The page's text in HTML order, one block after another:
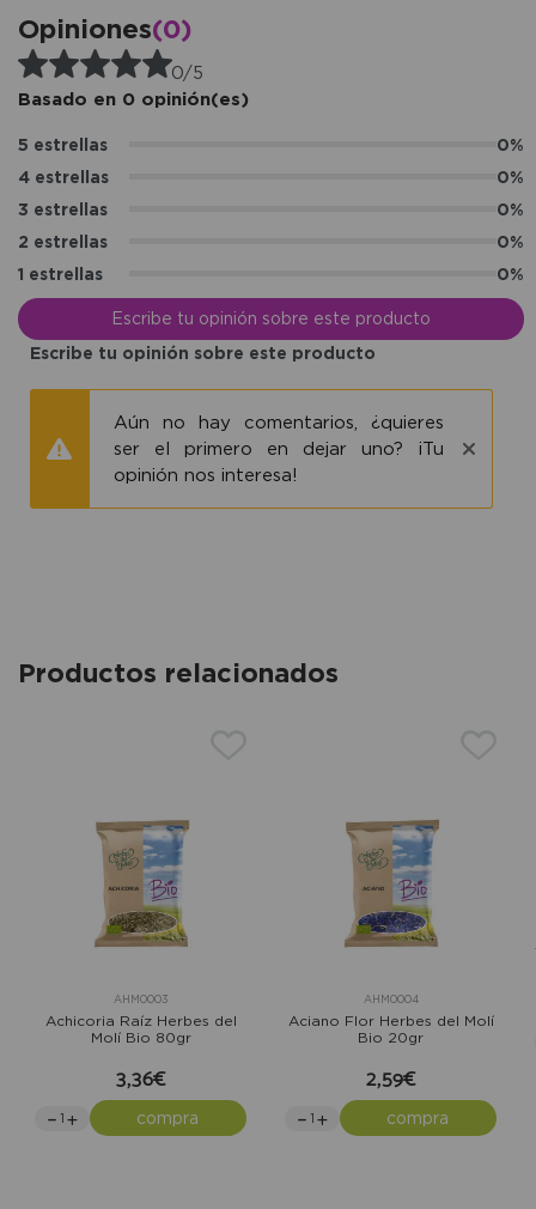
Opiniones(0)
0/5
Basado en 0 opinión(es)
5 estrellas
0%
4 estrellas
0%
3 estrellas
0%
2 estrellas
0%
1 estrellas
0%
Escribe tu opinión sobre este producto
Escribe tu opinión sobre este producto
Aún no hay comentarios, ¿quieres
ser el primero en dejar uno? ¡Tu
opinión nos interesa!
Productos relacionados
AHM0003
Achicoria Raíz Herbes del
Molí Bio 80gr
3,36€
compra
AHM0004
Aciano Flor Herbes del Molí
Bio 20gr
2,59€
compra